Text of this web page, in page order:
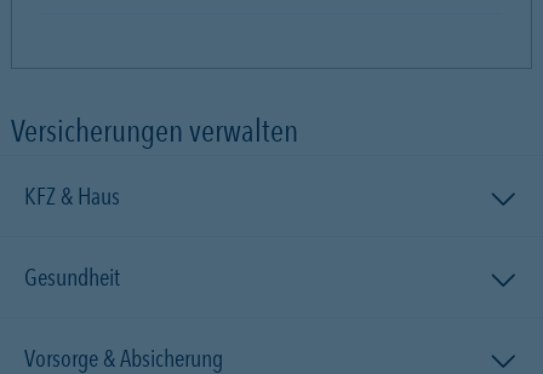
Versicherungen verwalten
KFZ & Haus
Gesundheit
Vorsorge & Absicherung